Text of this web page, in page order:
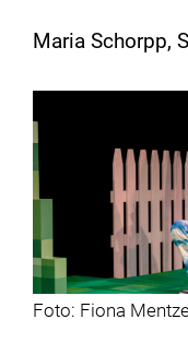
Maria Schorpp,
Foto: Fiona